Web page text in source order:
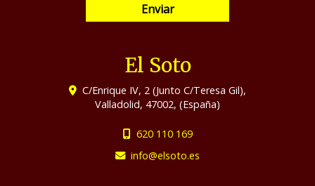
Enviar
El Soto
C/Enrique IV, 2 (Junto C/Teresa Gil),
Valladolid, 47002, (España)
620 110 169
info
elsoto.es